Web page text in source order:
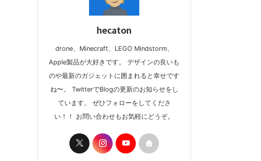
hecaton
drone、Minecraft、LEGO Mindstorm、
Apple製品が大好きです。 デザインの良いも
のや最新のガジェットに囲まれると幸せです
ね〜。 TwitterでBlogの更新のお知らせをし
ています。 ぜひフォローをしてくださ
い！！ お問い合わせもお気軽にどうぞ。